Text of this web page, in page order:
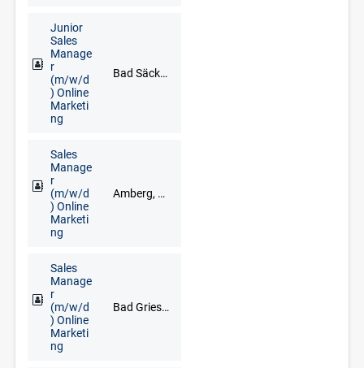
Junior
Sales
Manage
r
(m/w/d
) Online
Marketi
ng
Bad Säckingen, Freiburg im Breisgau, Lörrach, Waldshut-Tiengen
Sales
Manage
r
(m/w/d
) Online
Marketi
ng
Amberg, Cham, Neumarkt in der Oberpfalz, Regensburg, Schwandorf, Vohenstrauß, Weiden
Sales
Manage
r
(m/w/d
) Online
Marketi
ng
Bad Griesbach im Rottal, Deggendorf, Freyung, Grafenau, Regen, Straubing